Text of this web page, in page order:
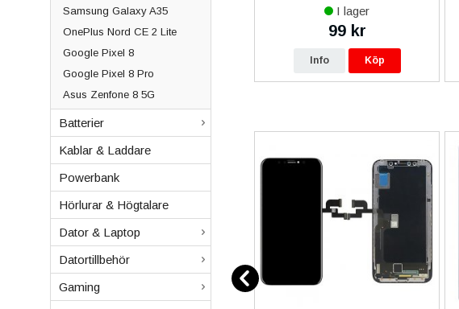
Samsung Galaxy A35
OnePlus Nord CE 2 Lite
Google Pixel 8
Google Pixel 8 Pro
Asus Zenfone 8 5G
Batterier
Kablar & Laddare
Powerbank
Hörlurar & Högtalare
Dator & Laptop
Datortillbehör
Gaming
I lager
479 kr 490 kr
Info
I lager
99 kr
Info Köp